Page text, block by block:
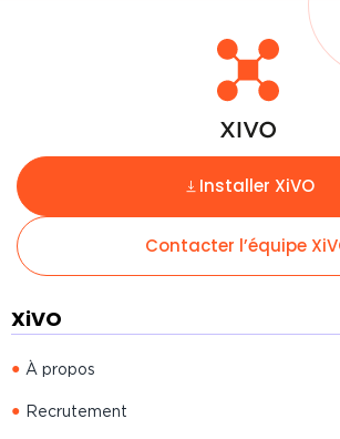
Installer XiVO
Contacter l’équipe
XiVO
À propos
Recrutement